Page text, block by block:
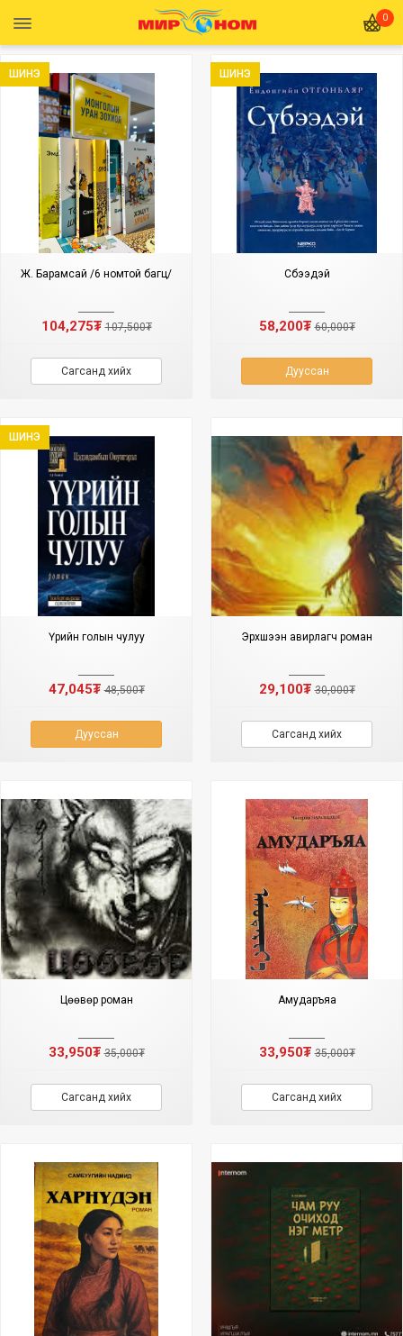
0
ШИНЭ
Ж. Барамсай /6 номтой багц/
104,275₮107,500₮
Сагсанд хийх
ШИНЭ
Сүбээдэй
58,200₮60,000₮
Дууссан
ШИНЭ
Үүрийн голын чулуу
47,045₮48,500₮
Дууссан
Эрхшээн авирлагч роман
29,100₮30,000₮
Сагсанд хийх
Цөөвөр роман
33,950₮35,000₮
Сагсанд хийх
Амударъяа
33,950₮35,000₮
Сагсанд хийх